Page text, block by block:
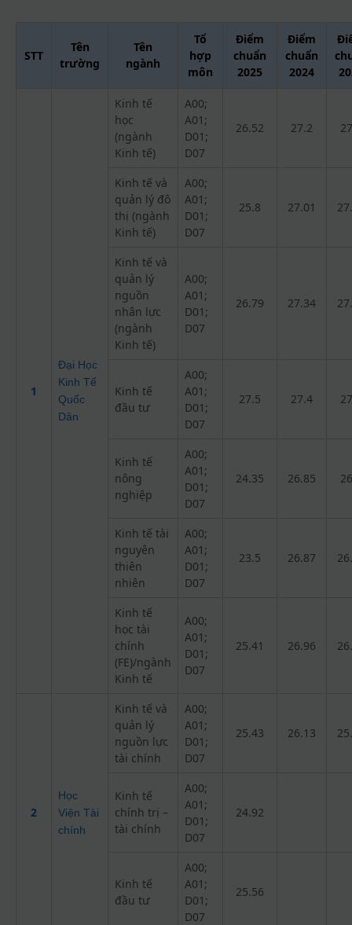
STT
Tên
trường
Tên
ngành
Tổ
hợp
môn
Điểm
chuẩn
2025
Điểm
chuẩn
2024
1
Đại Học
Kinh Tế
Quốc
Dân
Kinh tế
học
(ngành
Kinh tế)
A00;
A01;
D01;
D07
26.52 27.2
Kinh tế và
quản lý đô
thị (ngành
Kinh tế)
A00;
A01;
D01;
D07
25.8 27.01
Kinh tế và
quản lý
nguồn
nhân lực
(ngành
Kinh tế)
A00;
A01;
D01;
D07
26.79 27.34
Kinh tế
đầu tư
A00;
A01;
D01;
D07
27.5 27.4
Kinh tế
nông
nghiệp
A00;
A01;
D01;
D07
24.35 26.85
Kinh tế tài
nguyên
thiên
nhiên
A00;
A01;
D01;
D07
23.5 26.87
Kinh tế
học tài
chính
(FE)/ngành
Kinh tế
A00;
A01;
D01;
D07
25.41 26.96
2
Học
Viện Tài
chính
Kinh tế và
quản lý
nguồn lực
tài chính
A00;
A01;
D01;
D07
25.43 26.13
Kinh tế
chính trị –
tài chính
A00;
A01;
D01;
D07
24.92
Kinh tế
đầu tư
A00;
A01;
D01;
D07
25.56